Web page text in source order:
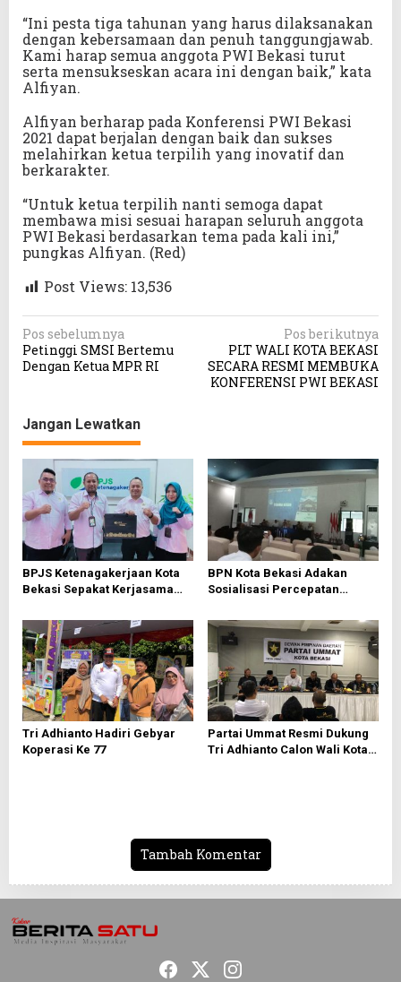
“Ini pesta tiga tahunan yang harus dilaksanakan
dengan kebersamaan dan penuh tanggungjawab.
Kami harap semua anggota PWI Bekasi turut
serta mensukseskan acara ini dengan baik,” kata
Alfiyan.
Alfiyan berharap pada Konferensi PWI Bekasi
2021 dapat berjalan dengan baik dan sukses
melahirkan ketua terpilih yang inovatif dan
berkarakter.
“Untuk ketua terpilih nanti semoga dapat
membawa misi sesuai harapan seluruh anggota
PWI Bekasi berdasarkan tema pada kali ini,”
pungkas Alfiyan. (Red)
Post Views: 13,536
N
a
g
a
s
i
p
o
s
Pos sebelumnya
Petinggi SMSI Bertemu
Dengan Ketua MPR RI
Pos berikutnya
PLT WALI KOTA BEKASI
SECARA RESMI MEMBUKA
KONFERENSI PWI BEKASI
Jangan Lewatkan
BPJS Ketenagakerjaan Kota
Bekasi Sepakat Kerjasama
BPN Kota Bekasi Adakan
Sosialisasi Percepatan
Tri Adhianto Hadiri Gebyar
Koperasi Ke 77
Partai Ummat Resmi Dukung
Tri Adhianto Calon Wali Kota
Tambah Komentar